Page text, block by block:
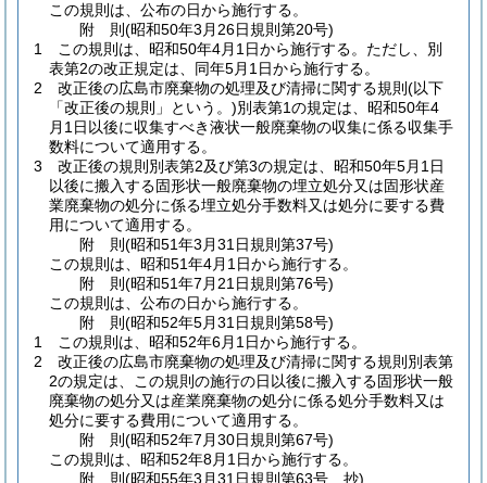
この規則は、公布の日から施行する。
附 則(昭和50年3月26日規則第20号)
1
この規則は、昭和50年4月1日から施行する。 ただし、別
表第2の改正規定は、同年5月1日から施行する。
2
改正後の広島市廃棄物の処理及び清掃に関する規則 (以下
「改正後の規則」という。)別表第1の規定は、昭和50年4
月1日以後に収集すべき液状一般廃棄物の収集に係る収集手
数料について適用する。
3
改正後の規則別表第2及び第3の規定は、昭和50年5月1日
以後に搬入する固形状一般廃棄物の埋立処分又は固形状産
業廃棄物の処分に係る埋立処分手数料又は処分に要する費
用について適用する。
附 則(昭和51年3月31日規則第37号)
この規則は、昭和51年4月1日から施行する。
附 則(昭和51年7月21日規則第76号)
この規則は、公布の日から施行する。
附 則(昭和52年5月31日規則第58号)
1
この規則は、昭和52年6月1日から施行する。
2
改正後の広島市廃棄物の処理及び清掃に関する規則別表第
2の規定は、この規則の施行の日以後に搬入する固形状一般
廃棄物の処分又は産業廃棄物の処分に係る処分手数料又は
処分に要する費用について適用する。
附 則(昭和52年7月30日規則第67号)
この規則は、昭和52年8月1日から施行する。
附 則(昭和55年3月31日規則第63号 抄)